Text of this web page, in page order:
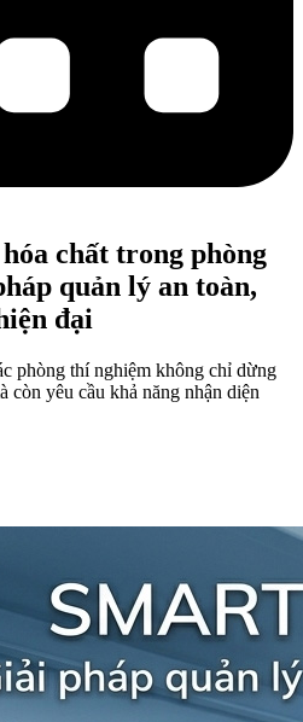
chất trong phòng
quản lý an toàn,
đại
phòng thí nghiệm không chỉ dừng
yêu cầu khả năng nhận diện